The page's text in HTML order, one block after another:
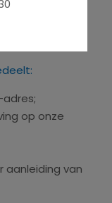
op onze
aanleiding van